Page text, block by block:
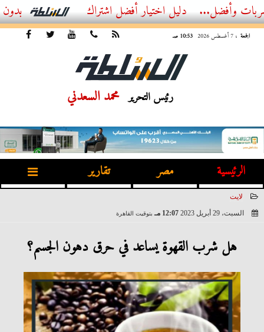
أفضل اشتراك IPTV بدون تقطيع 2026 – دليل المشاهد العصري
الجمعة ، 7 أغسطس 2026 10:53 صـ
رئيس التحرير محمد السعدني
الرئيسية مصر تقارير
لايت
السبت، 29 أبريل 2023
12:07 مـ بتوقيت القاهرة
هل شرب القهوة يساعد في حرق دهون الجسم؟